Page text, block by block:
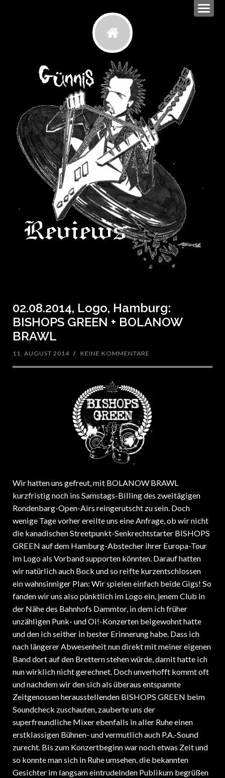
02.08.2014, Logo, Hamburg:
BISHOPS GREEN + BOLANOW
BRAWL
11. AUGUST 2014 / KEINE KOMMENTARE
Wir hatten uns gefreut, mit BOLANOW BRAWL
kurzfristig noch ins Samstags-Billing des zweitägigen
Rondenbarg-Open-Airs reingerutscht zu sein. Doch
wenige Tage vorher ereilte uns eine Anfrage, ob wir nicht
die kanadischen Streetpunkt-Senkrechtstarter BISHOPS
GREEN auf dem Hamburg-Abstecher ihrer Europa-Tour
im Logo als Vorband supporten könnten. Darauf hatten
wir natürlich auch Bock und so reifte kurzentschlossen
ein wahnsinniger Plan: Wir spielen einfach beide Gigs! So
fanden wir uns also pünktlich im Logo ein, jenem Club in
der Nähe des Bahnhofs Dammtor, in dem ich früher
unzähligen Punk- und Oi!-Konzerten beigewohnt hatte
und den ich seither in bester Erinnerung habe. Dass ich
nach längerer Abwesenheit nun direkt mit meiner eigenen
Band dort auf den Brettern stehen würde, damit hatte ich
nun wirklich nicht gerechnet. Doch unverhofft kommt oft
und nachdem wir den sich als überaus entspannte
Zeitgenossen herausstellenden BISHOPS GREEN beim
Soundcheck zuschauten, zauberte uns der
superfreundliche Mixer ebenfalls in aller Ruhe einen
erstklassigen Bühnen- und vermutlich auch P.A.-Sound
zurecht. Bis zum Konzertbeginn war noch etwas Zeit und
so konnte man sich in Ruhe umsehen, die bekannten
Gesichter im langsam eintrudelnden Publikum begrüßen